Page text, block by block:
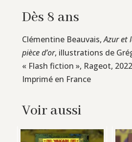
Dès 8 ans
Clémentine Beauvais,Azur et
pièce d’or, illustrations de
« Flash fiction », Rageot,
Imprimé en France
Voir aussi